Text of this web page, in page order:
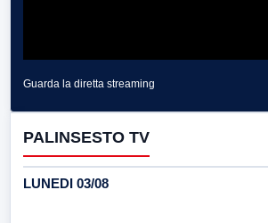
Guarda la diretta streaming
PALINSESTO TV
LUNEDI 03/08